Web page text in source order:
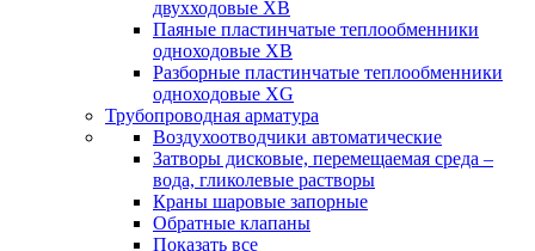
двухходовые XB
Паяные пластинчатые теплообменники
одноходовые ХВ
Разборные пластинчатые теплообменники
одноходовые ХG
Трубопроводная арматура
Воздухоотводчики автоматические
Затворы дисковые, перемещаемая среда –
вода, гликолевые растворы
Краны шаровые запорные
Обратные клапаны
Показать все